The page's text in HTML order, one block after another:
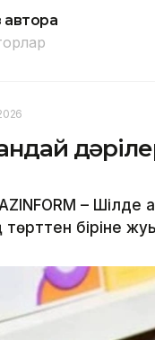
автора
– Шілде
төрттен біріне